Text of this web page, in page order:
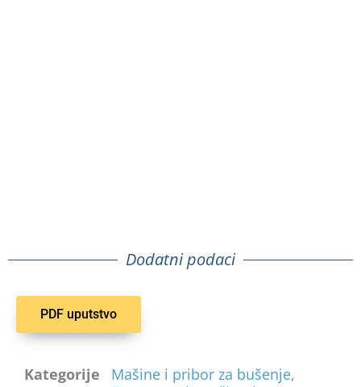
Dodatni podaci
PDF uputstvo
Kategorije Mašine i pribor za bušenje,